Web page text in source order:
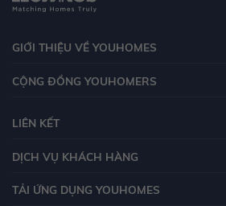
GIỚI THIỆU VỀ YOUHOMES
CỘNG ĐỒNG YOUHOMERS
LIÊN KẾT
DỊCH VỤ KHÁCH HÀNG
TẢI ỨNG DỤNG YOUHOMES